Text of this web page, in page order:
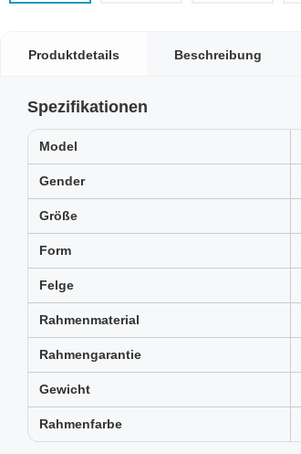
Produktdetails Beschreibung
Spezifikationen
Model
Gender
Größe
Form
Felge
Rahmenmaterial
Rahmengarantie
Gewicht
Rahmenfarbe